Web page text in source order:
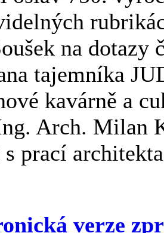
na dotazy
tajemníka
kavárně a
Arch. Milan
prací
verze